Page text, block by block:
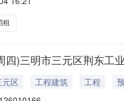
租
四)三明市三元区荆东工
区 工程建筑 工程